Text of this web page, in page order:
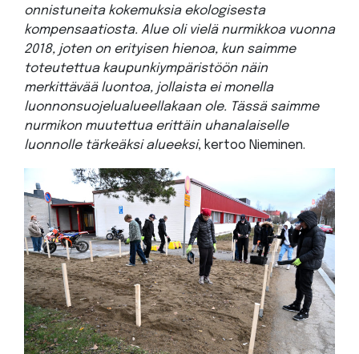
onnistuneita kokemuksia ekologisesta
kompensaatiosta. Alue oli vielä nurmikkoa vuonna
2018, joten on erityisen hienoa, kun saimme
toteutettua kaupunkiympäristöön näin
merkittävää luontoa, jollaista ei monella
luonnonsuojelualueellakaan ole. Tässä saimme
nurmikon muutettua erittäin uhanalaiselle
luonnolle tärkeäksi alueeksi, kertoo Nieminen.